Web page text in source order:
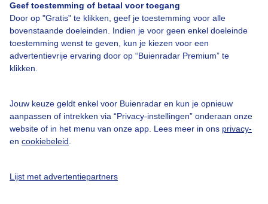
Geef toestemming of betaal voor toegang
Door op "Gratis" te klikken, geef je toestemming voor alle
bovenstaande doeleinden. Indien je voor geen enkel doeleinde
toestemming wenst te geven, kun je kiezen voor een
advertentievrije ervaring door op “Buienradar Premium” te
klikken.
Jouw keuze geldt enkel voor Buienradar en kun je opnieuw
aanpassen of intrekken via “Privacy-instellingen” onderaan onze
website of in het menu van onze app. Lees meer in ons privacy-
en cookiebeleid
Lijst met advertentiepartners
Contact
Toegankelijkheid
Gebruikersvoorwaarden
Adverteren
Privacy beleid
Cookie beleid